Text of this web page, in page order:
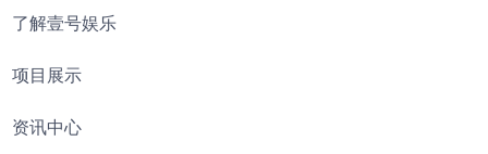
了解壹号娱乐
项目展示
资讯中心